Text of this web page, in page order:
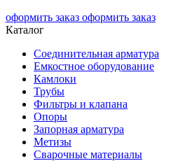
оформить заказ оформить заказ
Каталог
Соединительная арматура
Емкостное оборудование
Камлоки
Трубы
Фильтры и клапана
Опоры
Запорная арматура
Метизы
Сварочные материалы